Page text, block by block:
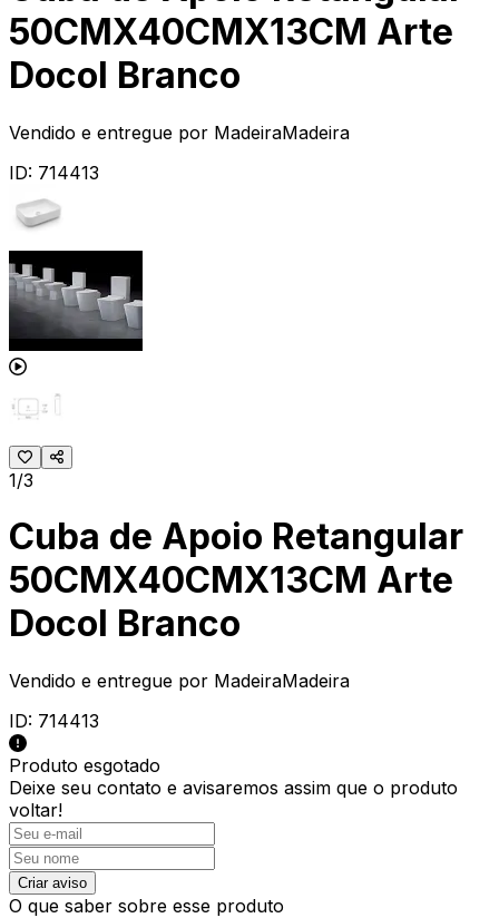
50CMX40CMX13CM Arte
Docol Branco
Vendido e entregue por MadeiraMadeira
ID: 714413
1/3
Cuba de Apoio Retangular
50CMX40CMX13CM Arte
Docol Branco
Vendido e entregue por MadeiraMadeira
ID: 714413
Produto esgotado
Deixe seu contato e avisaremos assim que o produto
voltar!
Criar aviso
O que saber sobre esse produto